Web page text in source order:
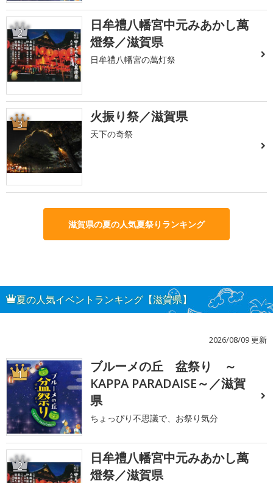
2
日牟禮八幡宮中元みあかし萬
燈祭／滋賀県
日牟禮八幡宮の萬灯祭
3 火振り祭／滋賀県
天下の奇祭
滋賀県の夏の人気夏祭りランキング
夏の人気イベントランキング【滋賀県】
2026/08/09 更新
1
ブルーメの丘 盆祭り ～
KAPPA PARADAISE～／滋賀
県
ちょっぴり不思議で、お祭り気分
2
日牟禮八幡宮中元みあかし萬
燈祭／滋賀県